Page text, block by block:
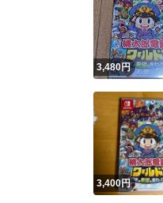
3,480円
3,400円